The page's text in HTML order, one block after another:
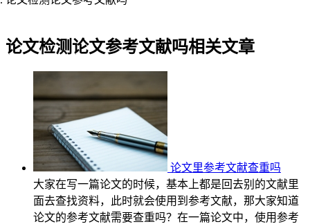
论文检测论文参考文献吗相关文章
论文里参考文献查重吗
大家在写一篇论文的时候，基本上都是回去别的文献里
面去查找资料，此时就会使用到参考文献，那大家知道
论文的参考文献需要查重吗？在一篇论文中，使用参考